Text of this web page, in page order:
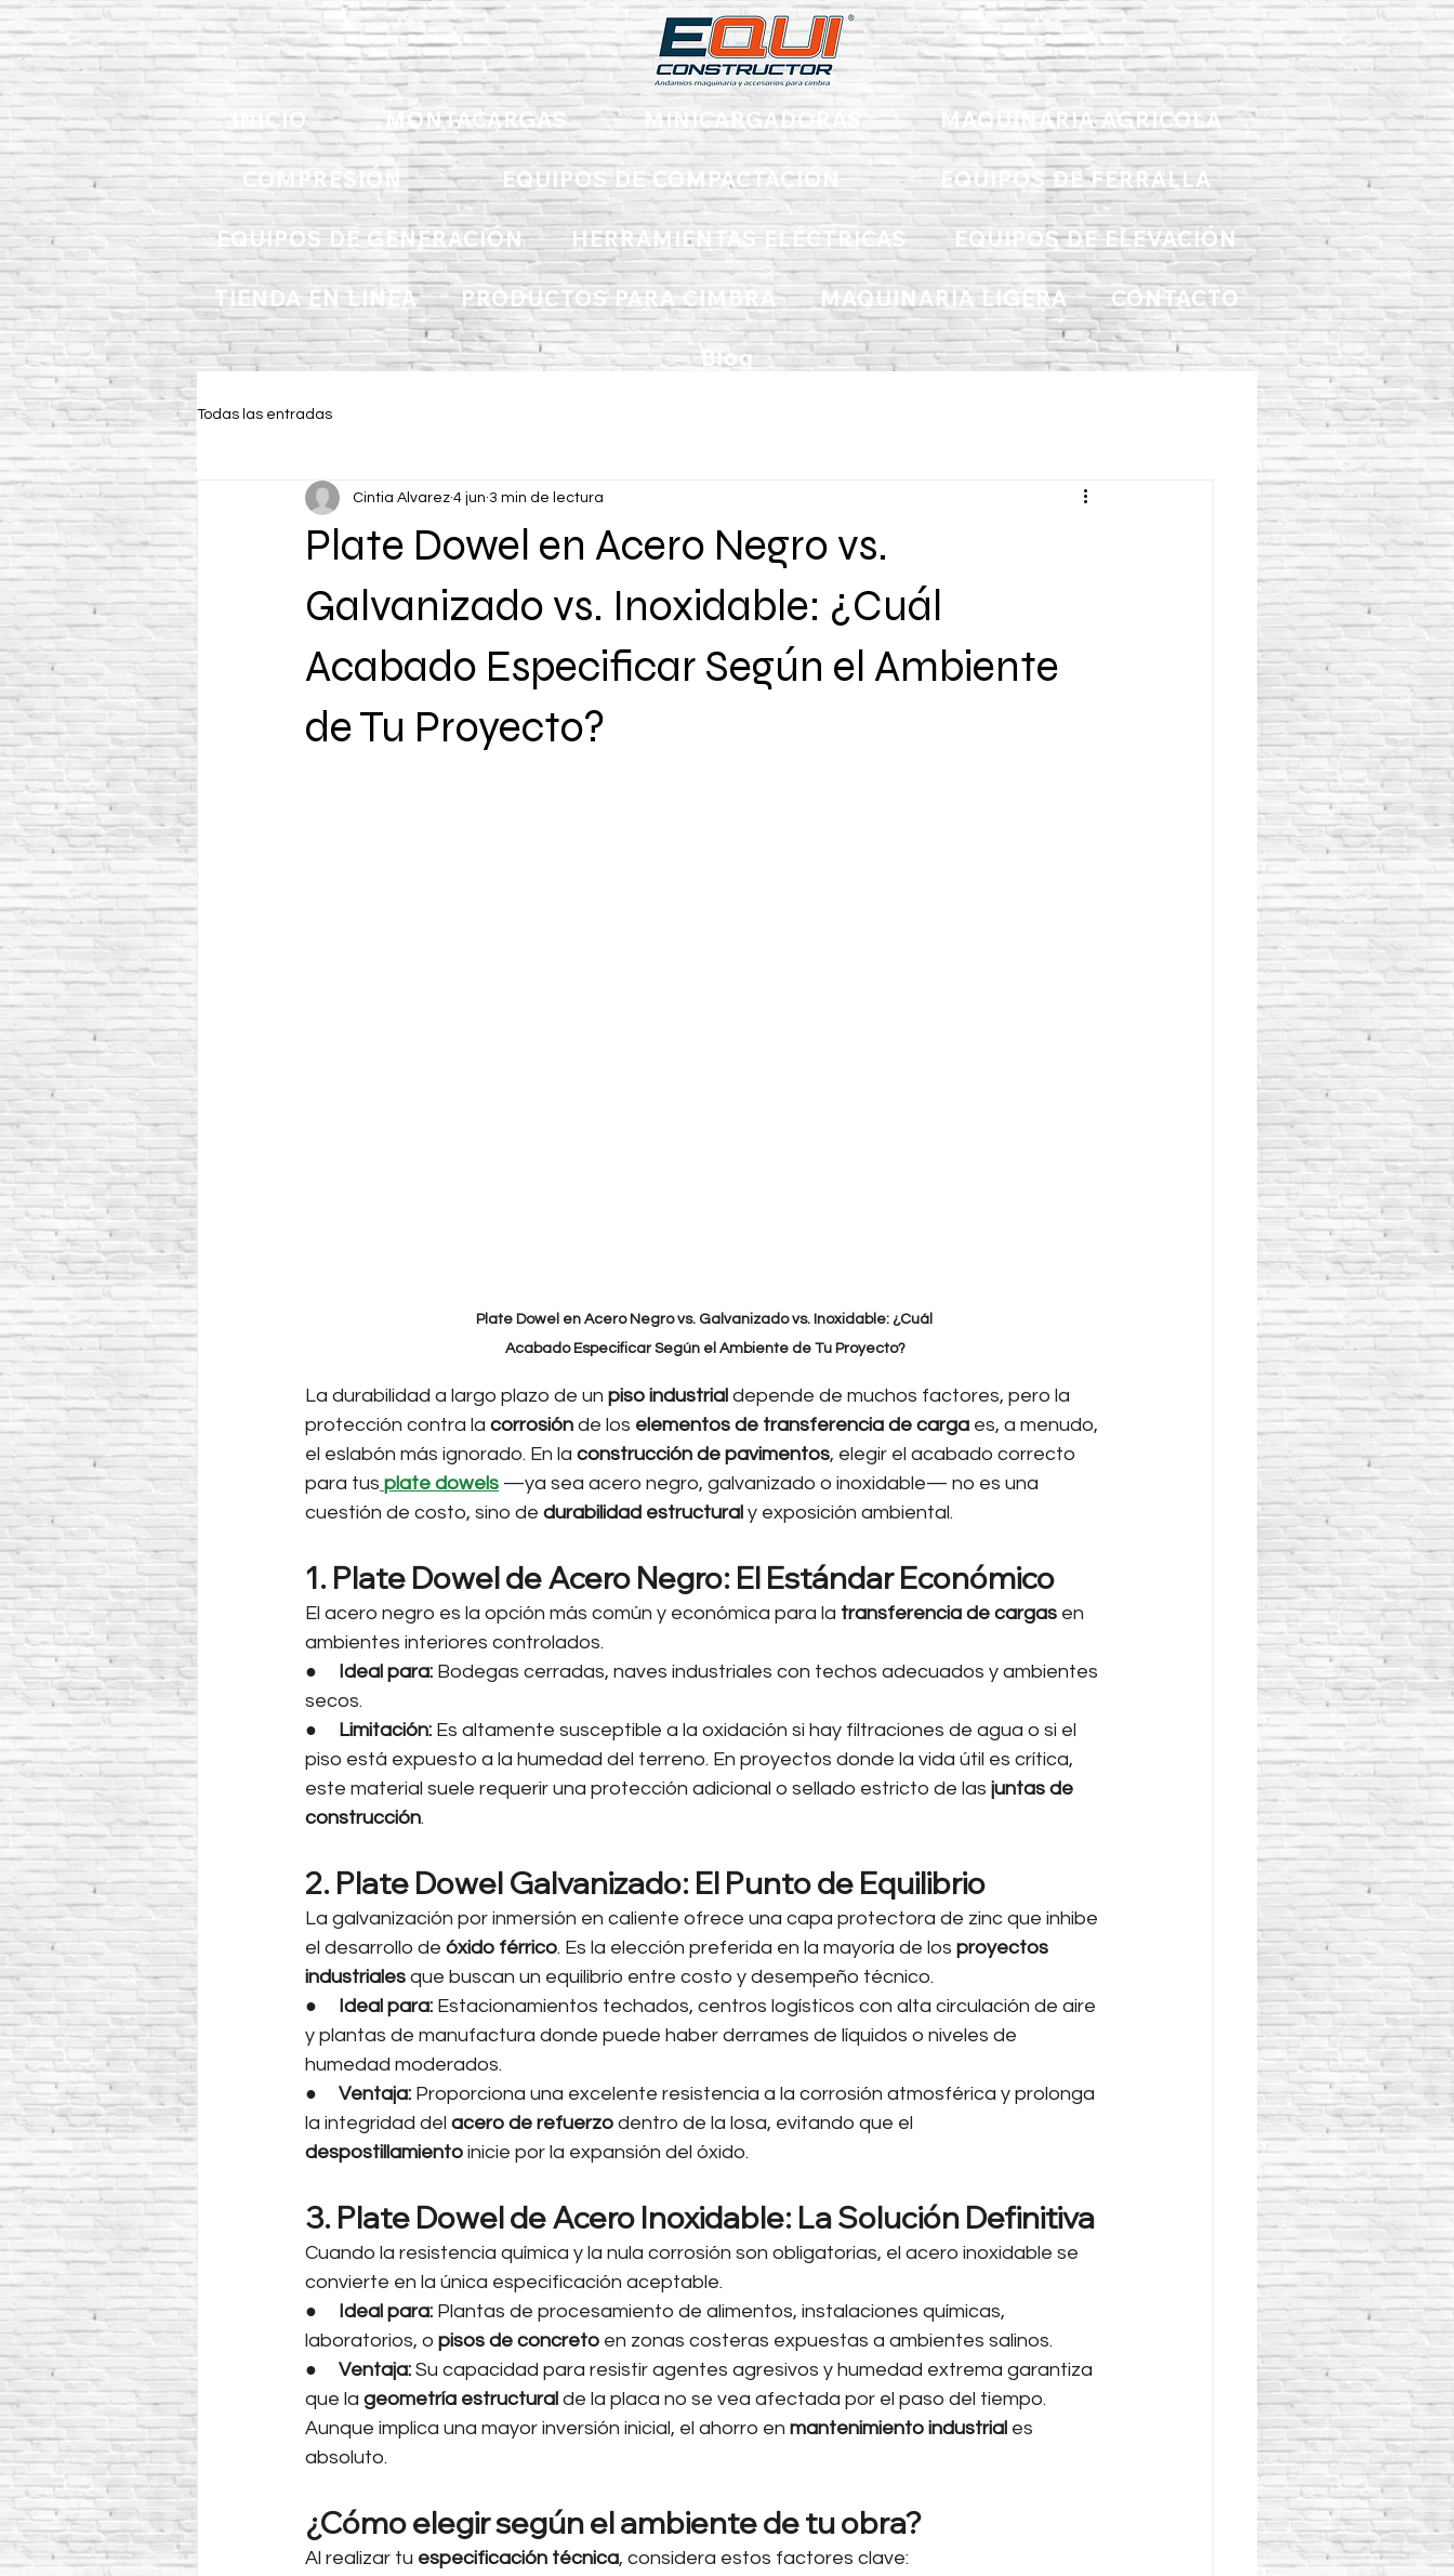
INICIO MONTACARGAS MINICARGADORAS MAQUINARIA AGRICOLA
COMPRESIÓN EQUIPOS DE COMPACTACIÓN EQUIPOS DE FERRALLA
EQUIPOS DE GENERACIÓN HERRAMIENTAS ELÉCTRICAS EQUIPOS DE ELEVACIÓN
TIENDA EN LINEA PRODUCTOS PARA CIMBRA MAQUINARIA LIGERA CONTACTO
Blog
Todas las entradas
Plate Dowel en Acero Negro vs.
Galvanizado vs. Inoxidable: ¿Cuál
Acabado Especificar Según el Ambiente
de Tu Proyecto?
Cintia Alvarez 4 jun 3 min de lectura
Plate Dowel en Acero Negro vs. Galvanizado vs. Inoxidable: ¿Cuál
Acabado Especificar Según el Ambiente de Tu Proyecto?
La durabilidad a largo plazo de un piso industrial depende de muchos factores, pero la
protección contra la corrosión de los elementos de transferencia de carga es, a menudo,
el eslabón más ignorado. En la construcción de pavimentos, elegir el acabado correcto
para tus plate dowels —ya sea acero negro, galvanizado o inoxidable— no es una
cuestión de costo, sino de durabilidad estructural y exposición ambiental.
1. Plate Dowel de Acero Negro: El Estándar Económico
El acero negro es la opción más común y económica para la transferencia de cargas en
ambientes interiores controlados.
●
Ideal para: Bodegas cerradas, naves industriales con techos adecuados y ambientes
secos.
●
Limitación: Es altamente susceptible a la oxidación si hay filtraciones de agua o si el
piso está expuesto a la humedad del terreno. En proyectos donde la vida útil es crítica,
este material suele requerir una protección adicional o sellado estricto de las juntas de
construcción.
2. Plate Dowel Galvanizado: El Punto de Equilibrio
La galvanización por inmersión en caliente ofrece una capa protectora de zinc que inhibe
el desarrollo de óxido férrico. Es la elección preferida en la mayoría de los proyectos
industriales que buscan un equilibrio entre costo y desempeño técnico.
●
Ideal para: Estacionamientos techados, centros logísticos con alta circulación de aire
y plantas de manufactura donde puede haber derrames de líquidos o niveles de
humedad moderados.
● Ventaja: Proporciona una excelente resistencia a la corrosión atmosférica y prolonga
la integridad del acero de refuerzo dentro de la losa, evitando que el
despostillamiento inicie por la expansión del óxido.
3. Plate Dowel de Acero Inoxidable: La Solución Definitiva
Cuando la resistencia química y la nula corrosión son obligatorias, el acero inoxidable se
convierte en la única especificación aceptable.
●
Ideal para: Plantas de procesamiento de alimentos, instalaciones químicas,
laboratorios, o pisos de concreto en zonas costeras expuestas a ambientes salinos.
● Ventaja: Su capacidad para resistir agentes agresivos y humedad extrema garantiza
que la geometría estructural de la placa no se vea afectada por el paso del tiempo.
Aunque implica una mayor inversión inicial, el ahorro en mantenimiento industrial es
absoluto.
¿Cómo elegir según el ambiente de tu obra?
Al realizar tu especificación técnica, considera estos factores clave: